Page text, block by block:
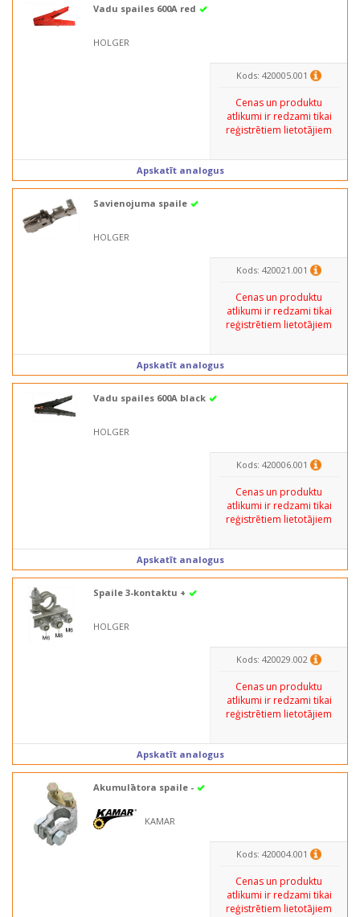
Vadu spailes 600A red
HOLGER
Kods: 420005.001
Cenas un produktu
atlikumi ir redzami tikai
reģistrētiem lietotājiem
Apskatīt analogus
Savienojuma spaile
HOLGER
Kods: 420021.001
Cenas un produktu
atlikumi ir redzami tikai
reģistrētiem lietotājiem
Apskatīt analogus
Vadu spailes 600A black
HOLGER
Kods: 420006.001
Cenas un produktu
atlikumi ir redzami tikai
reģistrētiem lietotājiem
Apskatīt analogus
Spaile 3-kontaktu +
HOLGER
Kods: 420029.002
Cenas un produktu
atlikumi ir redzami tikai
reģistrētiem lietotājiem
Apskatīt analogus
Akumulātora spaile -
KAMAR
Kods: 420004.001
Cenas un produktu
atlikumi ir redzami tikai
reģistrētiem lietotājiem